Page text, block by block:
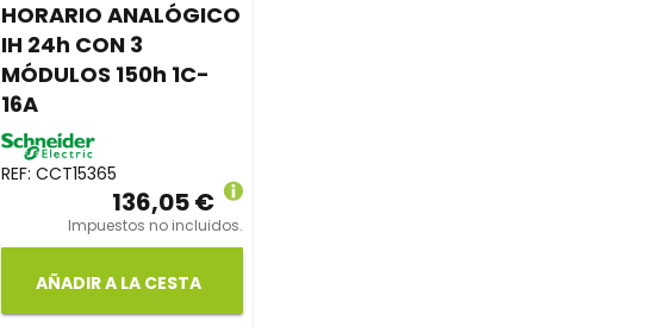
HORARIO ANALÓGICO
IH 24h CON 3
MÓDULOS 150h 1C-
16A
REF:CCT15365
136,05 €
Impuestos no incluidos.
AÑADIR A LA CESTA